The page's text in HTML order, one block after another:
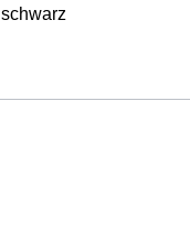
schwarz